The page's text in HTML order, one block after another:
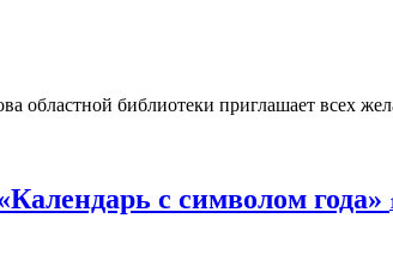
областной библиотеки приглашает всех
с символом года»